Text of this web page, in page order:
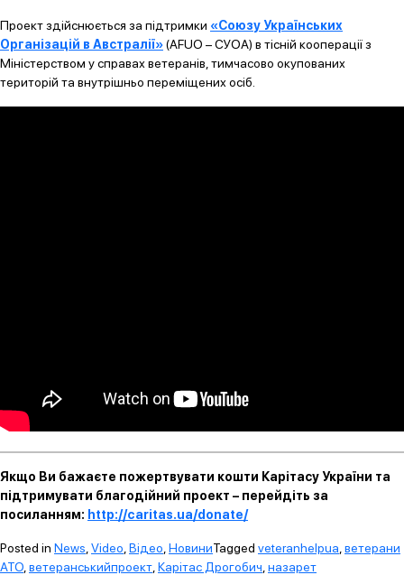
Проект здійснюється за підтримки «Союзу Українських
Організацій в Австралії»(AFUO – СУОА) в тісній кооперації з
Міністерством у справах ветеранів, тимчасово окупованих
територій та внутрішньо переміщених осіб.
Якщо Ви бажаєте пожертвувати кошти Карітасу України та
підтримувати благодійний проект – перейдіть за
посиланням: http://caritas.ua/donate/
Posted in News Video Відео НовиниTagged veteranhelpua ветерани
АТО ветеранськийпроект Карітас Дрогобич назарет